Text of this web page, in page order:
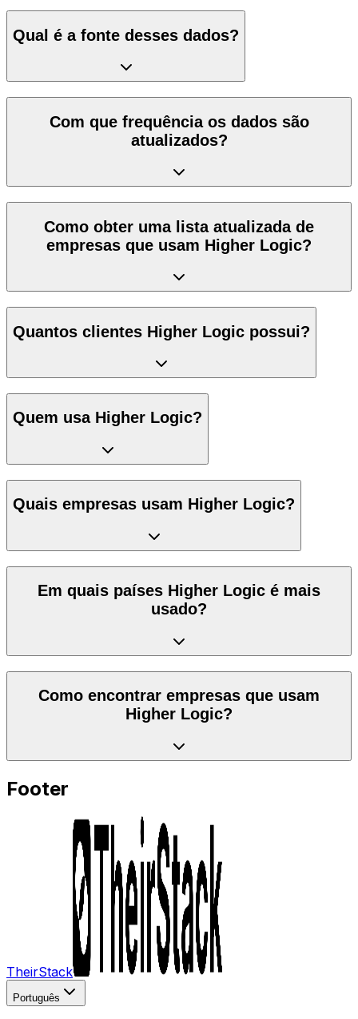
Qual é a fonte desses dados?
Com que frequência os dados são
atualizados?
Como obter uma lista atualizada de
empresas que usam Higher Logic?
Quantos clientes Higher Logic possui?
Quem usa Higher Logic?
Quais empresas usam Higher Logic?
Em quais países Higher Logic é mais
usado?
Como encontrar empresas que usam
Higher Logic?
Footer
TheirStack
Português